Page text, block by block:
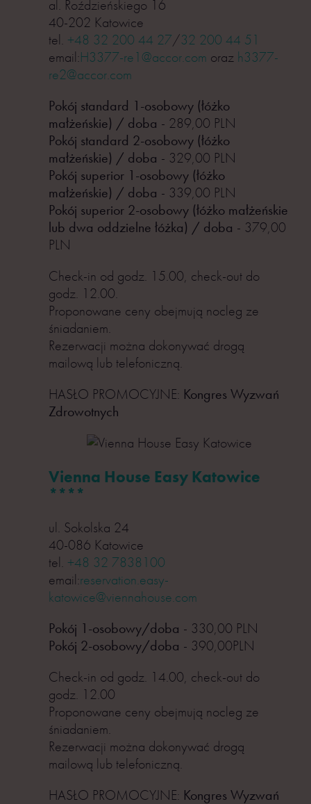
al. Roździeńskiego 16
40-202 Katowice
tel. +48 32 200 44 27/32 200 44 51
email:H3377-re1@accor.com oraz h3377-
re2@accor.com
Pokój standard 1-osobowy (łóżko
małżeńskie) / doba - 289,00 PLN
Pokój standard 2-osobowy (łóżko
małżeńskie) / doba - 329,00 PLN
Pokój superior 1-osobowy (łóżko
małżeńskie) / doba - 339,00 PLN
Pokój superior 2-osobowy (łóżko małżeńskie
lub dwa oddzielne łóżka) / doba - 379,00
PLN
Check-in od godz. 15.00, check-out do
godz. 12.00.
Proponowane ceny obejmują nocleg ze
śniadaniem.
Rezerwacji można dokonywać drogą
mailową lub telefoniczną.
HASŁO PROMOCYJNE: Kongres Wyzwań
Zdrowotnych
Vienna House Easy Katowice
****
ul. Sokolska 24
40-086 Katowice
tel. +48 32 7838100
email:reservation.easy-
katowice@viennahouse.com
Pokój 1-osobowy/doba - 330,00 PLN
Pokój 2-osobowy/doba - 390,00PLN
Check-in od godz. 14.00, check-out do
godz. 12.00
Proponowane ceny obejmują nocleg ze
śniadaniem.
Rezerwacji można dokonywać drogą
mailową lub telefoniczną.
HASŁO PROMOCYJNE: Kongres Wyzwań